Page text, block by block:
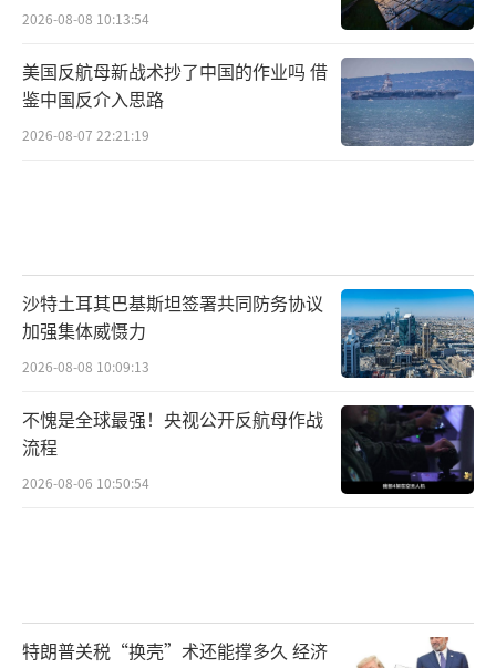
2026-08-08 10:13:54
美国反航母新战术抄了中国的作业吗 借
鉴中国反介入思路
2026-08-07 22:21:19
沙特土耳其巴基斯坦签署共同防务协议
加强集体威慑力
2026-08-08 10:09:13
不愧是全球最强！央视公开反航母作战
流程
2026-08-06 10:50:54
特朗普关税“换壳”术还能撑多久 经济